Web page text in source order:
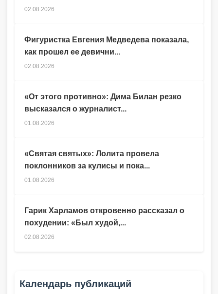
Гарик Харламов откровенно рассказал о
похудении: «Был худой,...
02.08.2026
02.08.2026
Фигуристка Евгения Медведева показала,
как прошел ее девични...
02.08.2026
«От этого противно»: Дима Билан резко
высказался о журналист...
01.08.2026
«Святая святых»: Лолита провела
поклонников за кулисы и пока...
01.08.2026
Календарь публикаций